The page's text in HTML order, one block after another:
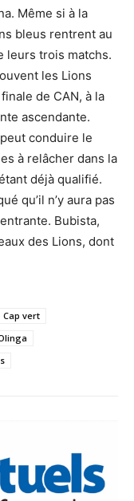
Même si à la
bleus rentrent au
leurs trois matchs.
les Lions
de CAN, à la
ascendante.
conduire le
à relâcher dans la
déjà qualifié.
qu’il n’y aura pas
Bubista,
des Lions, dont
Cap vert